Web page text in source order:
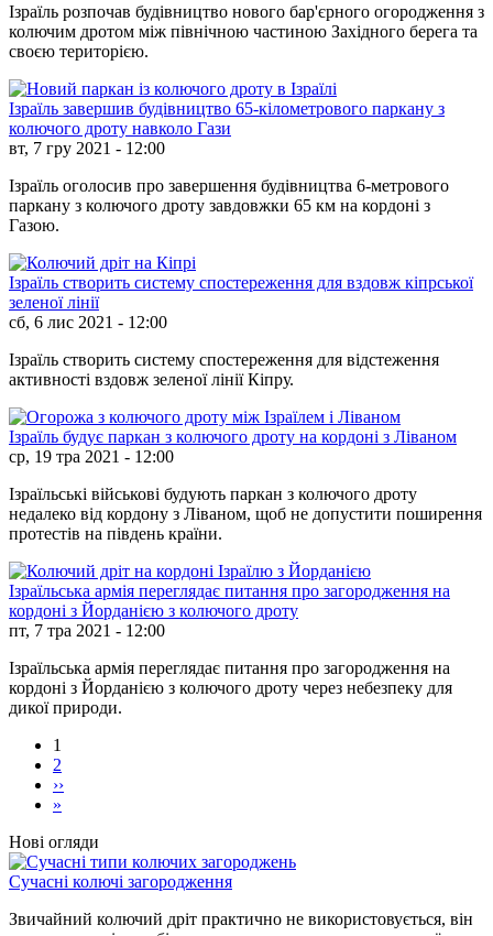
Ізраїль розпочав будівництво нового бар'єрного огородження з
колючим дротом між північною частиною Західного берега та
своєю територією.
Ізраїль завершив будівництво 65-кілометрового паркану з
колючого дроту навколо Гази
вт, 7 гру 2021 - 12:00
Ізраїль оголосив про завершення будівництва 6-метрового
паркану з колючого дроту завдовжки 65 км на кордоні з
Газою.
Ізраїль створить систему спостереження для вздовж кіпрської
зеленої лінії
сб, 6 лис 2021 - 12:00
Ізраїль створить систему спостереження для відстеження
активності вздовж зеленої лінії Кіпру.
Ізраїль будує паркан з колючого дроту на кордоні з Ліваном
ср, 19 тра 2021 - 12:00
Ізраїльські військові будують паркан з колючого дроту
недалеко від кордону з Ліваном, щоб не допустити поширення
протестів на південь країни.
Ізраїльська армія переглядає питання про загородження на
кордоні з Йорданією з колючого дроту
пт, 7 тра 2021 - 12:00
Ізраїльська армія переглядає питання про загородження на
кордоні з Йорданією з колючого дроту через небезпеку для
дикої природи.
Розбивка
сторінки
1
2
››
»
Нові огляди
Сучасні колючі загородження
Звичайний колючий дріт практично не використовується, він